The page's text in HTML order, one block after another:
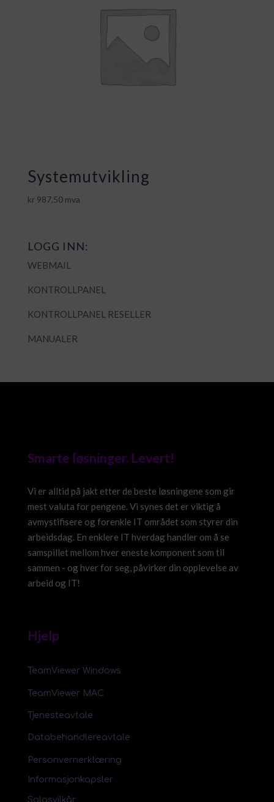
Systemutvikling
kr987,50 mva
LOGG INN:
WEBMAIL
KONTROLLPANEL
KONTROLLPANEL RESELLER
MANUALER
Smarte løsninger. Levert!
Vi er alltid på jakt etter de beste løsningene som gir
mest valuta for pengene. Vi synes det er viktig å
avmystifisere og forenkle IT området som styrer din
arbeidsdag. En enklere IT hverdag handler om å se
samspillet mellom hver eneste komponent som til
sammen - og hver for seg, påvirker din opplevelse av
arbeid og IT!
Hjelp
TeamViewer Windows
TeamViewer MAC
Tjenesteavtale
Databehandlereavtale
Personvernerklæring
Informasjonkapsler
Salgsvilkår